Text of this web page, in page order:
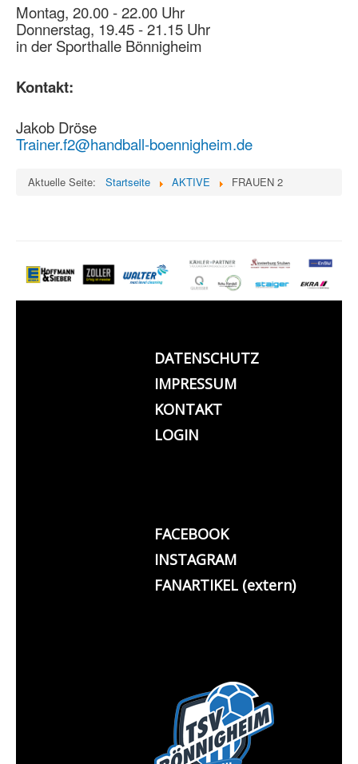
Montag, 20.00 - 22.00 Uhr
Donnerstag, 19.45 - 21.15 Uhr
in der Sporthalle Bönnigheim
Kontakt:
Jakob Dröse
Trainer.f2@handball-boennigheim.de
Aktuelle Seite: Startseite AKTIVE FRAUEN 2
DATENSCHUTZ
IMPRESSUM
KONTAKT
LOGIN
FACEBOOK
INSTAGRAM
FANARTIKEL (extern)